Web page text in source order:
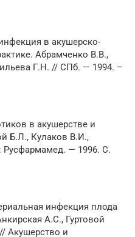
в акушерско-
Абрамченко В.В.,
Г.Н. // СПб. — 1994. –
в акушерстве и
Б.Л., Кулаков В.И.,
— 1996. С.
инфекция плода
А.С., Гуртовой
Акушерство и